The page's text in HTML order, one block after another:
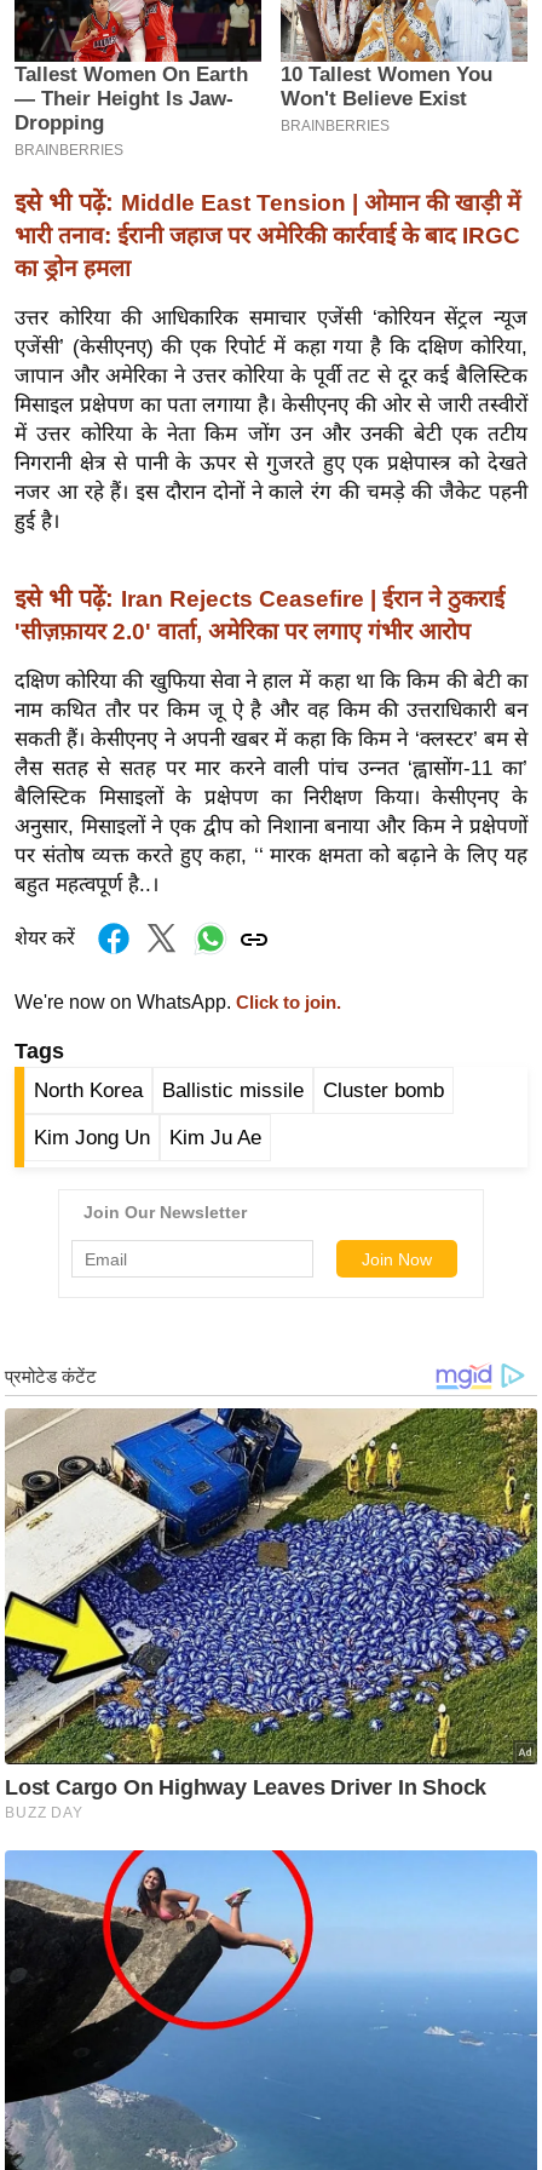
इ
म
ई
-
पे
प
र
मि
ल
बे
मि
सा
ल
श
य
त
ग
इं
डि
या
सा
हि
त्य
ग
ऑ
टो
र्ल्ड
न्यू
ज
न
ज
ग
त
बॉ
वु
हॉ
ली
वु
ड
फि
मी
क्षा
i
n
इसे भी पढ़ें: Middle East Tension | ओमान की खाड़ी में
भारी तनाव: ईरानी जहाज पर अमेरिकी कार्रवाई के बाद IRGC
का ड्रोन हमला
उत्तर कोरिया की आधिकारिक समाचार एजेंसी ‘कोरियन सेंट्रल न्यूज
एजेंसी’ (केसीएनए) की एक रिपोर्ट में कहा गया है कि दक्षिण कोरिया,
जापान और अमेरिका ने उत्तर कोरिया के पूर्वी तट से दूर कई बैलिस्टिक
मिसाइल प्रक्षेपण का पता लगाया है। केसीएनए की ओर से जारी तस्वीरों
में उत्तर कोरिया के नेता किम जोंग उन और उनकी बेटी एक तटीय
निगरानी क्षेत्र से पानी के ऊपर से गुजरते हुए एक प्रक्षेपास्त्र को देखते
नजर आ रहे हैं। इस दौरान दोनों ने काले रंग की चमड़े की जैकेट पहनी
हुई है।
इसे भी पढ़ें: Iran Rejects Ceasefire | ईरान ने ठुकराई
'सीज़फ़ायर 2.0' वार्ता, अमेरिका पर लगाए गंभीर आरोप
दक्षिण कोरिया की खुफिया सेवा ने हाल में कहा था कि किम की बेटी का
नाम कथित तौर पर किम जू ऐ है और वह किम की उत्तराधिकारी बन
सकती हैं। केसीएनए ने अपनी खबर में कहा कि किम ने ‘क्लस्टर’ बम से
लैस सतह से सतह पर मार करने वाली पांच उन्नत ‘ह्वासोंग-11 का’
बैलिस्टिक मिसाइलों के प्रक्षेपण का निरीक्षण किया। केसीएनए के
अनुसार, मिसाइलों ने एक द्वीप को निशाना बनाया और किम ने प्रक्षेपणों
पर संतोष व्यक्त करते हुए कहा, ‘‘ मारक क्षमता को बढ़ाने के लिए यह
बहुत महत्वपूर्ण है..।
शेयर करें
We're now on WhatsApp. Click to join.
Tags
North Korea Ballistic missile Cluster bomb
Kim Jong Un Kim Ju Ae